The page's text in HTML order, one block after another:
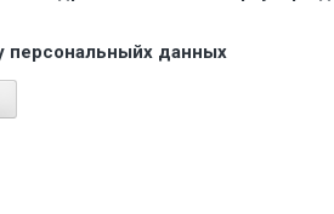
персональныйх данных